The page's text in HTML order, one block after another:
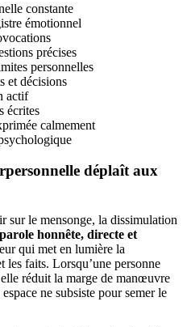
constante
émotionnel
précises
personnelles
et décisions
actif
écrites
calmement
déplaît aux
sur le mensonge, la dissimulation
honnête, directe et
qui met en lumière la
les faits. Lorsqu’une personne
réduit la marge de manœuvre
ne subsiste pour semer le